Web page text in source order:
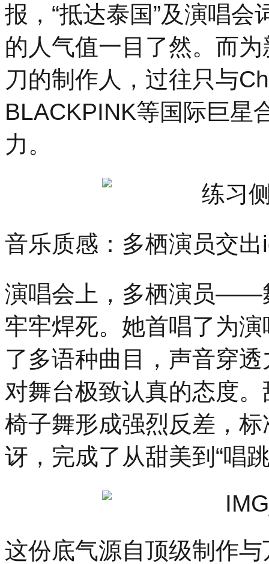
报，“抵达泰国”及演唱
的人气值一目了然。而
刀的制作人，过往只与
BLACKPINK等国际巨星
力。
音乐质感：多栖演员交
演唱会上，多栖演员——
牢牢焊死。她首唱了为
了多语种曲目，声音穿
对舞台极致认真的态度
椅子舞形成强烈反差，
讶，完成了从甜美到“唱
这份底气源自顶级制作